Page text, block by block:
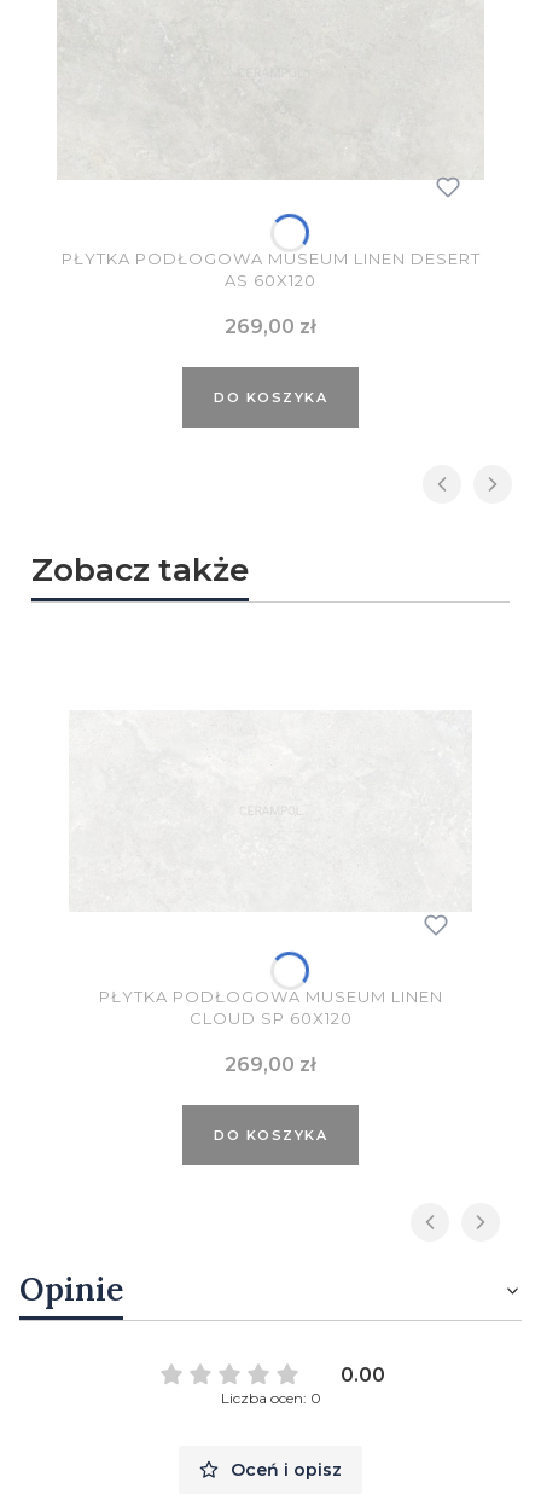
PŁYTKA PODŁOGOWA MUSEUM LINEN DESERT
AS 60X120
Cena
269,00 zł
DO KOSZYKA
Zobacz także
PŁYTKA PODŁOGOWA MUSEUM LINEN
CLOUD SP 60X120
Cena
269,00 zł
DO KOSZYKA
Opinie
0.00
Liczba ocen: 0
Oceń i opisz